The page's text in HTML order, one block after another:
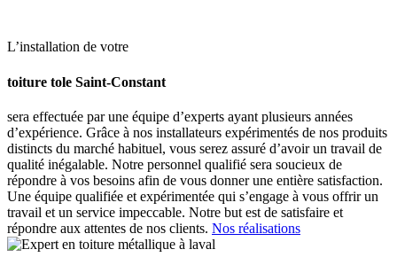
L’installation de votre
toiture tole Saint-Constant
sera effectuée par une équipe d’experts ayant plusieurs années
d’expérience. Grâce à nos installateurs expérimentés de nos produits
distincts du marché habituel, vous serez assuré d’avoir un travail de
qualité inégalable. Notre personnel qualifié sera soucieux de
répondre à vos besoins afin de vous donner une entière satisfaction.
Une équipe qualifiée et expérimentée qui s’engage à vous offrir un
travail et un service impeccable. Notre but est de satisfaire et
répondre aux attentes de nos clients. Nos réalisations